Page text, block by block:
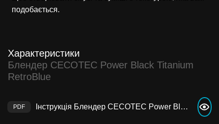
подобається.
Характеристики
Блендер CECOTEC Power Black Titanium
RetroBlue
Інструкція Блендер CECOTEC Power Black Titanium RetroBlue